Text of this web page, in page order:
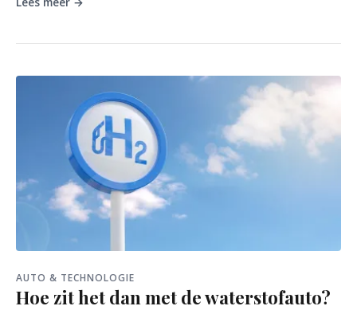
AUTO & TECHNOLOGIE
Hoe zit het dan met de waterstofauto?